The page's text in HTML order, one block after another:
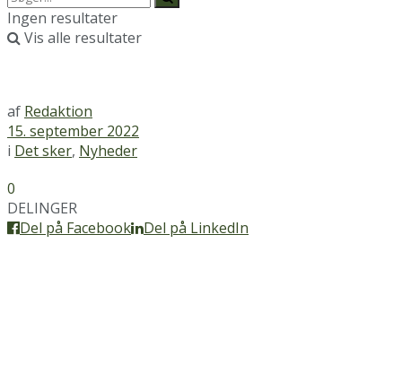
Ingen resultater
Vis alle resultater
af Redaktion
15. september 2022
i Det sker, Nyheder
0
DELINGER
Del på Facebook
Del på LinkedIn